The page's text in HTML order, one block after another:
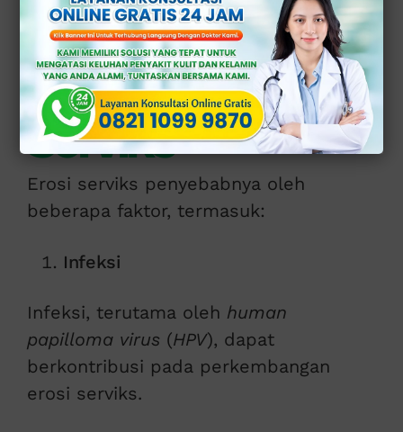
Apakah Erosi Serviks Berbahaya? Konsultasikan di Klinik Apollo
Penyebab Erosi
Serviks
Erosi serviks penyebabnya oleh
beberapa faktor, termasuk:
Infeksi
Infeksi, terutama oleh human
papilloma virus (HPV), dapat
berkontribusi pada perkembangan
erosi serviks.